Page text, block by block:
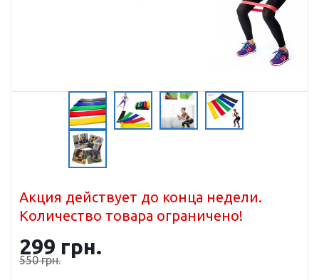
Акция действует до конца недели.
Количество товара ограничено!
299 грн.
550грн.